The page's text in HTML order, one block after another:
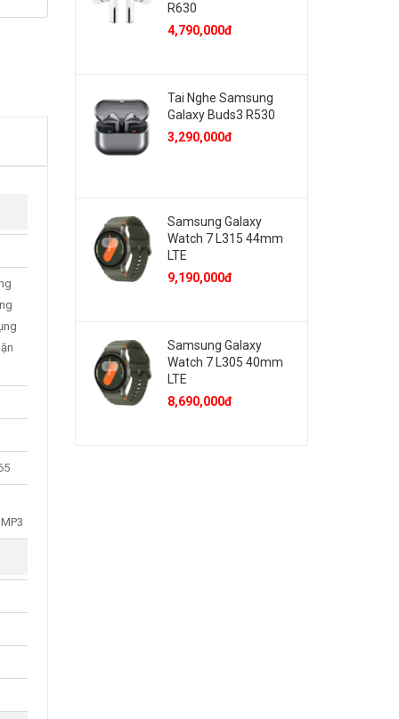
R630
4,790,000đ
Tai Nghe Samsung
Galaxy Buds3 R530
3,290,000đ
Samsung Galaxy
Watch 7 L315 44mm
LTE
9,190,000đ
Samsung Galaxy
Watch 7 L305 40mm
LTE
8,690,000đ